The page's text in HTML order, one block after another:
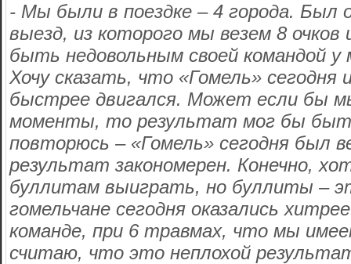
- Мы были в поездке – 4 города. Был
выезд, из которого мы везем 8 очков
быть недовольным своей командой у
Хочу сказать, что «Гомель» сегодня
быстрее двигался. Может если бы
моменты, то результат мог бы
повторюсь – «Гомель» сегодня был
результат закономерен. Конечно,
буллитам выиграть, но буллиты –
гомельчане сегодня оказались
команде, при 6 травмах, что мы
считаю, что это неплохой